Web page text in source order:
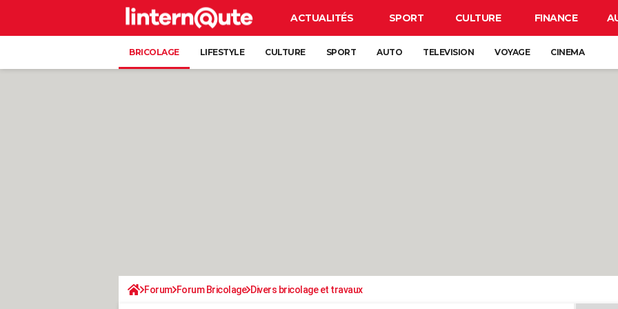
ACTUALITÉS SPORT CULTURE FINANCE
BRICOLAGE LIFESTYLE CULTURE SPORT AUTO TELEVISION VOYAGE CINEMA
Forum Forum Bricolage Divers bricolage et travaux